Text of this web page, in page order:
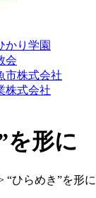
かり学園
会
市株式会社
株式会社
を形に
“ひらめき”を形に